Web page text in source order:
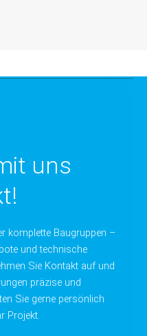
uns
komplette Baugruppen –
und technische
Sie Kontakt auf und
präzise und
Sie gerne persönlich
Projekt.